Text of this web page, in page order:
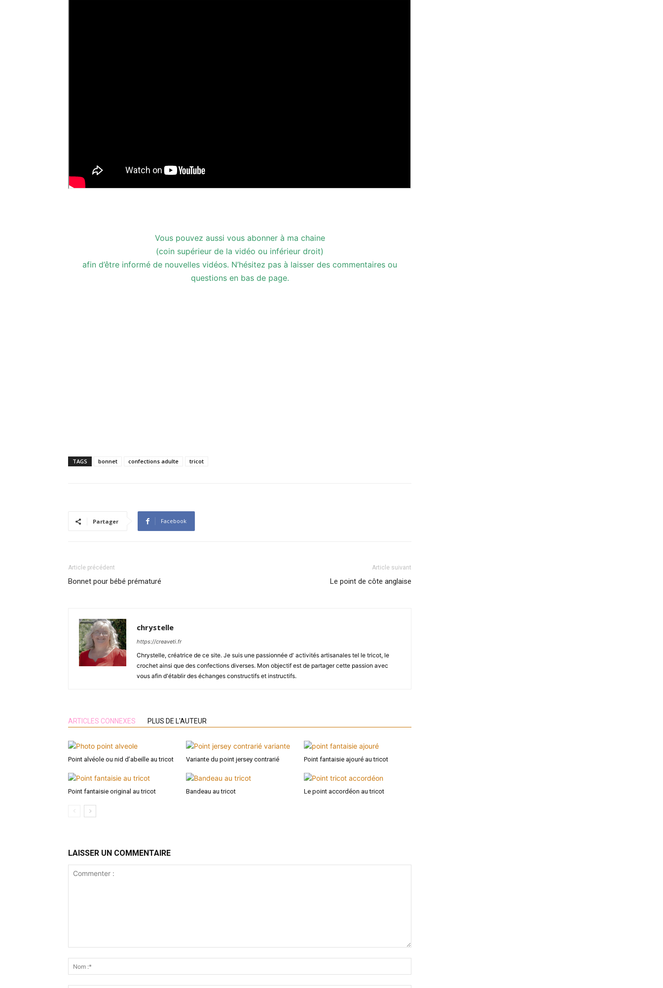
Vous pouvez aussi vous abonner à ma chaine
(coin supérieur de la vidéo ou inférieur droit)
afin d’être informé de nouvelles vidéos. N’hésitez pas à laisser des commentaires ou
questions en bas de page.
TAGS bonnet confections adulte tricot
Partager Facebook
Article précédent
Bonnet pour bébé prématuré
Article suivant
Le point de côte anglaise
chrystelle
https://creaveti.fr
Chrystelle, créatrice de ce site. Je suis une passionnée d' activités artisanales tel le tricot, le
crochet ainsi que des confections diverses. Mon objectif est de partager cette passion avec
vous afin d'établir des échanges constructifs et instructifs.
ARTICLES CONNEXES PLUS DE L'AUTEUR
Point alvéole ou nid d’abeille au tricot Variante du point jersey contrarié Point fantaisie ajouré au tricot
Point fantaisie original au tricot Bandeau au tricot Le point accordéon au tricot
LAISSER UN COMMENTAIRE